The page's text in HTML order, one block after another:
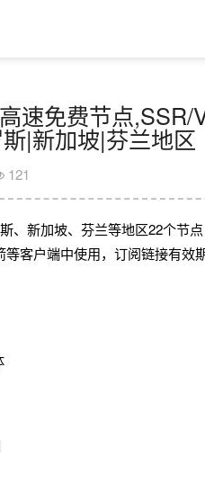
速免费节点
|新加坡|芬兰地区
121
、新加坡、芬兰等地区22个节
客户端中使用，订阅链接有效